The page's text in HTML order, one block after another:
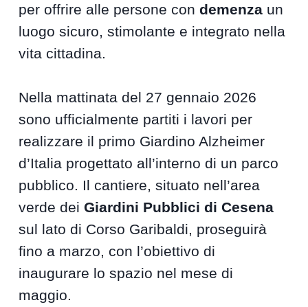
per offrire alle persone condemenza un
luogo sicuro, stimolante e integrato nella
vita cittadina.
Nella mattinata del 27 gennaio 2026
sono ufficialmente partiti i lavori per
realizzare il primo Giardino Alzheimer
d’Italia progettato all’interno di un parco
pubblico. Il cantiere, situato nell’area
verde deiGiardini Pubblici di Cesena
sul lato di Corso Garibaldi, proseguirà
fino a marzo, con l’obiettivo di
inaugurare lo spazio nel mese di
maggio.